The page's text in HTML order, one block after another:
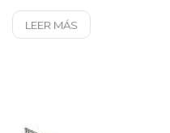
LEER MÁS